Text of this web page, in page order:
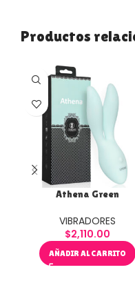
Productos
Athena Green
VIBRADORES
$2,110.00
AÑADIR AL CARRITO